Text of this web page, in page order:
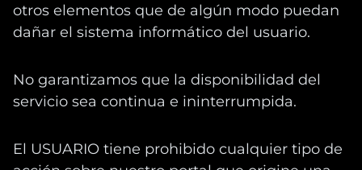
otros elementos que de algún modo puedan
dañar el sistema informático del usuario.
No garantizamos que la disponibilidad del
servicio sea continua e ininterrumpida.
El USUARIO tiene prohibido cualquier tipo de